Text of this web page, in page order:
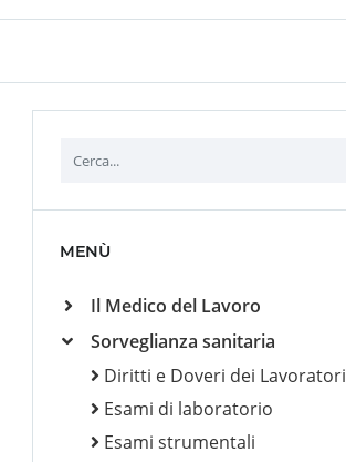
MENÙ
Il Medico del Lavoro
Sorveglianza sanitaria
Diritti e Doveri dei Lavoratori
Esami di laboratorio
Esami strumentali